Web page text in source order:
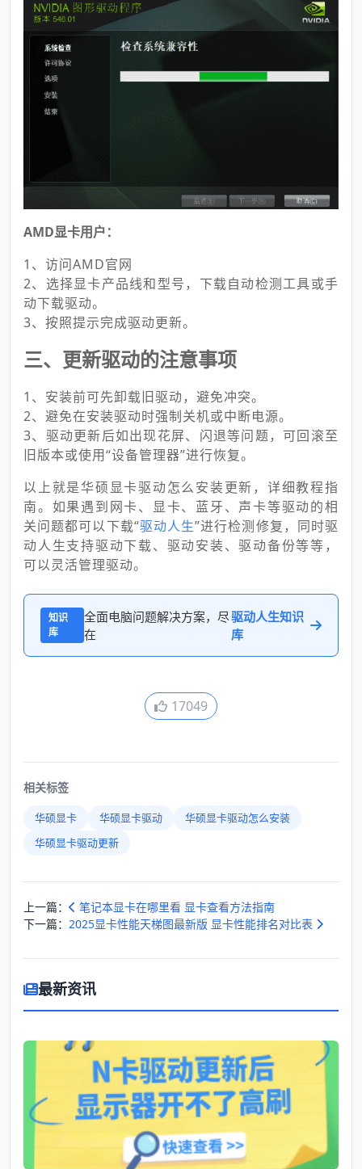
AMD显卡用户：
1、访问AMD官网
2、选择显卡产品线和型号，下载自动检测工具或手
动下载驱动。
3、按照提示完成驱动更新。
三、更新驱动的注意事项
1、安装前可先卸载旧驱动，避免冲突。
2、避免在安装驱动时强制关机或中断电源。
3、驱动更新后如出现花屏、闪退等问题，可回滚至
旧版本或使用“设备管理器”进行恢复。
以上就是华硕显卡驱动怎么安装更新，详细教程指
南。如果遇到网卡、显卡、蓝牙、声卡等驱动的相
关问题都可以下载“驱动人生”进行检测修复，同时驱
动人生支持驱动下载、驱动安装、驱动备份等等，
可以灵活管理驱动。
知识
库
全面电脑问题解决方案，尽
在
驱动人生知识
库
17049
相关标签
华硕显卡 华硕显卡驱动
华硕显卡驱动怎么安装
华硕显卡驱动更新
上一篇：
笔记本显卡在哪里看 显卡查看方法指南
下一篇： 2025显卡性能天梯图最新版 显卡性能排名对比表
最新资讯